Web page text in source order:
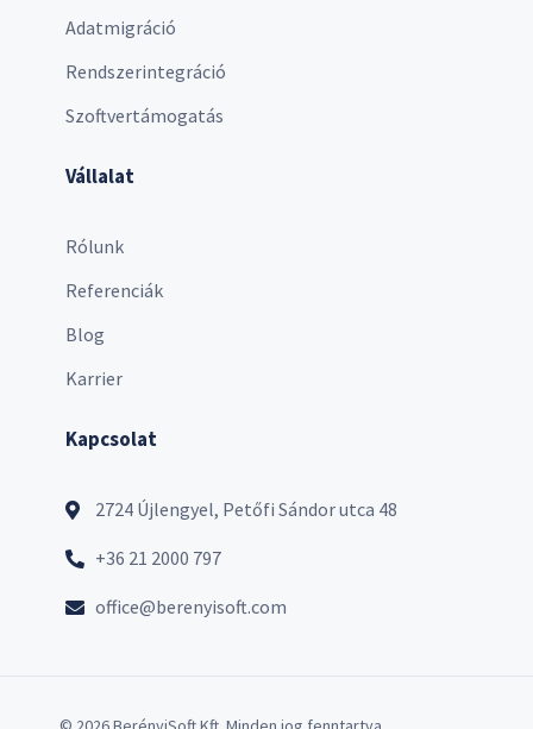
Adatmigráció
Rendszerintegráció
Szoftvertámogatás
Vállalat
Rólunk
Referenciák
Blog
Karrier
Kapcsolat
2724 Újlengyel, Petőfi Sándor utca 48
+36 21 2000 797
office@berenyisoft.com